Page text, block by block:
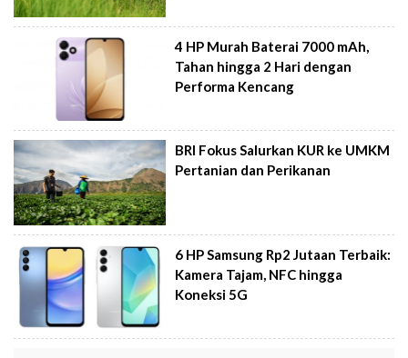
4 HP Murah Baterai 7000 mAh,
Tahan hingga 2 Hari dengan
Performa Kencang
BRI Fokus Salurkan KUR ke UMKM
Pertanian dan Perikanan
6 HP Samsung Rp2 Jutaan Terbaik:
Kamera Tajam, NFC hingga
Koneksi 5G